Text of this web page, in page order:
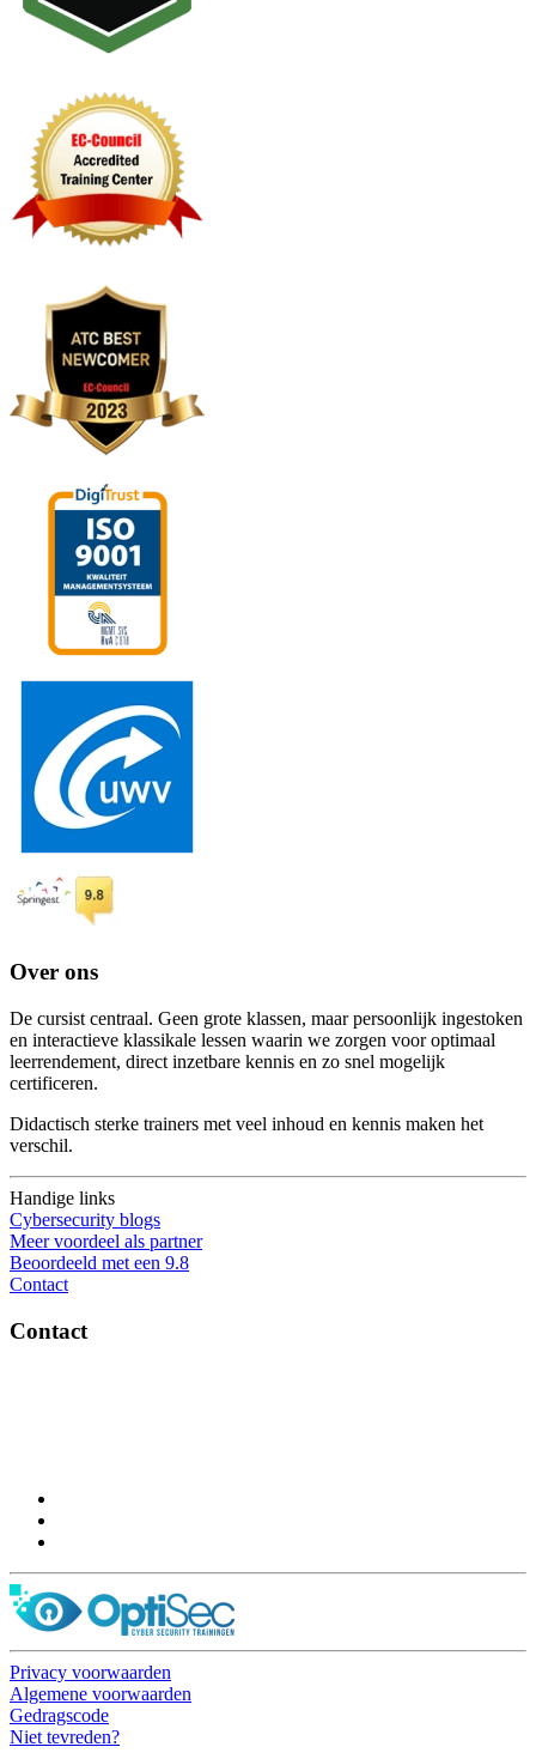
Over ons
De cursist centraal. Geen grote klassen, maar persoonlijk ingestoken
en interactieve klassikale lessen waarin we zorgen voor optimaal
leerrendement, direct inzetbare kennis en zo snel mogelijk
certificeren.
Didactisch sterke trainers met veel inhoud en kennis maken het
verschil.
Handige links
Cybersecurity blogs
Meer voordeel als partner
Beoordeeld met een 9.8
Contact
Contact
Privacy voorwaarden
Algemene voorwaarden
Gedragscode
Niet tevreden?